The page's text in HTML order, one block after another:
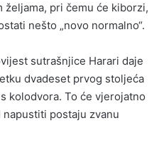
pri čemu će kiborzi,
nešto „novo normalno“.
sutrašnjice Harari daje
dvadeset prvog stoljeća
kolodvora. To će vjerojatno
postaju zvanu